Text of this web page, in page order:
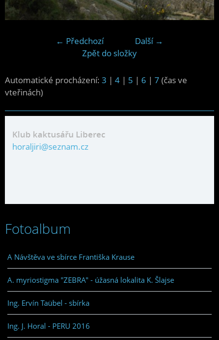
← Předchozí
Další →
Zpět do složky
Automatické procházení: 3 | 4 | 5 | 6 | 7 (čas ve
vteřinách)
Klub kaktusářu Liberec
horaljiri@seznam.cz
Fotoalbum
A Návštěva ve sbírce Františka Krause
A. myriostigma "ZEBRA" - úžasná lokalita K. Šlajse
Ing. Ervín Taübel - sbírka
Ing. J. Horal - PERU 2016